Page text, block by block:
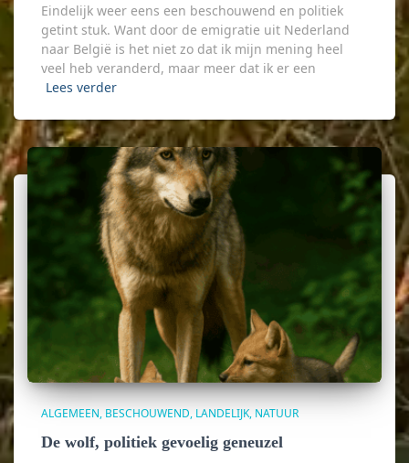
Eindelijk weer eens een beschouwend en politiek
getint stuk. Want door de emigratie uit Nederland
naar België is het niet zo dat ik mijn mening heel
veel heb veranderd, maar meer dat ik er een
Lees verder
ALGEMEEN BESCHOUWEND LANDELIJK NATUUR
De wolf, politiek gevoelig geneuzel